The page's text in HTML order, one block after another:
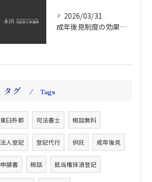
2026/03/31
成年後見制度の効果と申立て手続きを費用や選任基準までわかりやすく解説
タグ Tags
東臼杵郡 司法書士 相談無料
法人登記 登記代行 供託 成年後見
申請書 相談 抵当権抹消登記